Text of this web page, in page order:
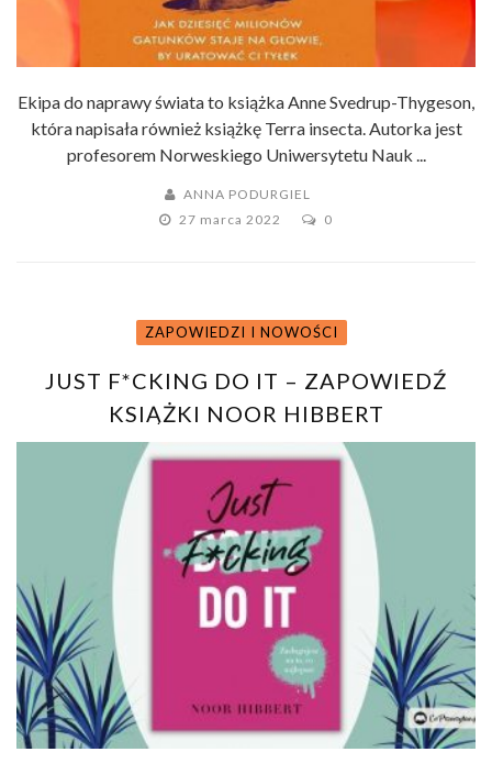
Ekipa do naprawy świata to książka Anne Svedrup-Thygeson,
która napisała również książkę Terra insecta. Autorka jest
profesorem Norweskiego Uniwersytetu Nauk ...
ANNA PODURGIEL
27 marca 2022
0
ZAPOWIEDZI I NOWOŚCI
JUST F*CKING DO IT – ZAPOWIEDŹ
KSIĄŻKI NOOR HIBBERT